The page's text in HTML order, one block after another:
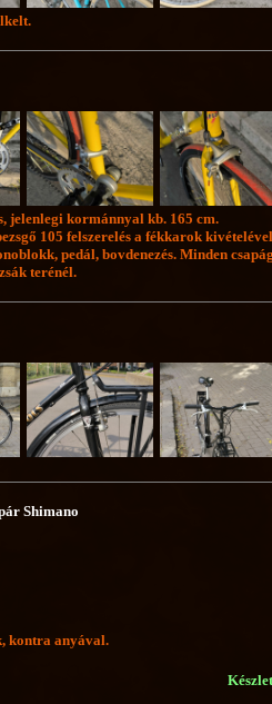
jelenlegi kormánnyal kb. 165 cm.
105 felszerelés a fékkarok
pedál, bovdenezés. Minden
terénél.
Shimano
kontra anyával.